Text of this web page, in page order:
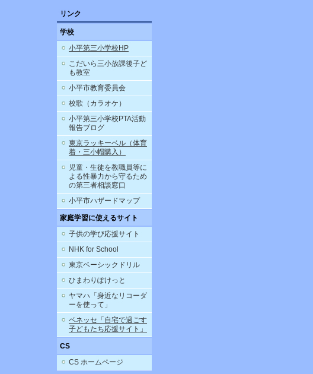
リンク
学校
小平第三小学校HP
こだいら三小放課後子ど
も教室
小平市教育委員会
校歌（カラオケ）
小平第三小学校PTA活動
報告ブログ
東京ラッキーベル（体育
着・三小帽購入）
児童・生徒を教職員等に
よる性暴力から守るため
の第三者相談窓口
小平市ハザードマップ
家庭学習に使えるサイト
子供の学び応援サイト
NHK for School
東京ベーシックドリル
ひまわりぽけっと
ヤマハ「身近なリコーダ
ーを使って」
ベネッセ「自宅で過ごす
子どもたち応援サイト」
CS
CS ホームページ